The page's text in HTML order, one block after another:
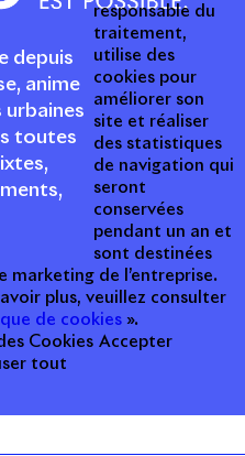
depuis
anime
urbaines
toutes
responsable du
traitement,
utilise des
cookies pour
améliorer son
site et réaliser
des statistiques
de navigation qui
seront
conservées
pendant un an et
sont destinées
marketing de l’entreprise.
plus, veuillez consulter
de cookies ».
Cookies Accepter
tout